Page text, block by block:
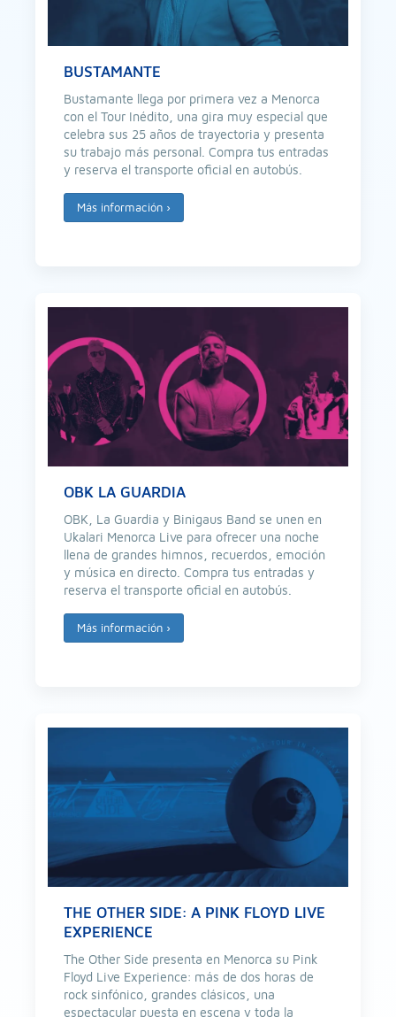
BUSTAMANTE
Bustamante llega por primera vez a Menorca
con el Tour Inédito, una gira muy especial que
celebra sus 25 años de trayectoria y presenta
su trabajo más personal. Compra tus entradas
y reserva el transporte oficial en autobús.
Más información ›
OBK LA GUARDIA
OBK, La Guardia y Binigaus Band se unen en
Ukalari Menorca Live para ofrecer una noche
llena de grandes himnos, recuerdos, emoción
y música en directo. Compra tus entradas y
reserva el transporte oficial en autobús.
Más información ›
THE OTHER SIDE: A PINK FLOYD LIVE
EXPERIENCE
The Other Side presenta en Menorca su Pink
Floyd Live Experience: más de dos horas de
rock sinfónico, grandes clásicos, una
espectacular puesta en escena y toda la